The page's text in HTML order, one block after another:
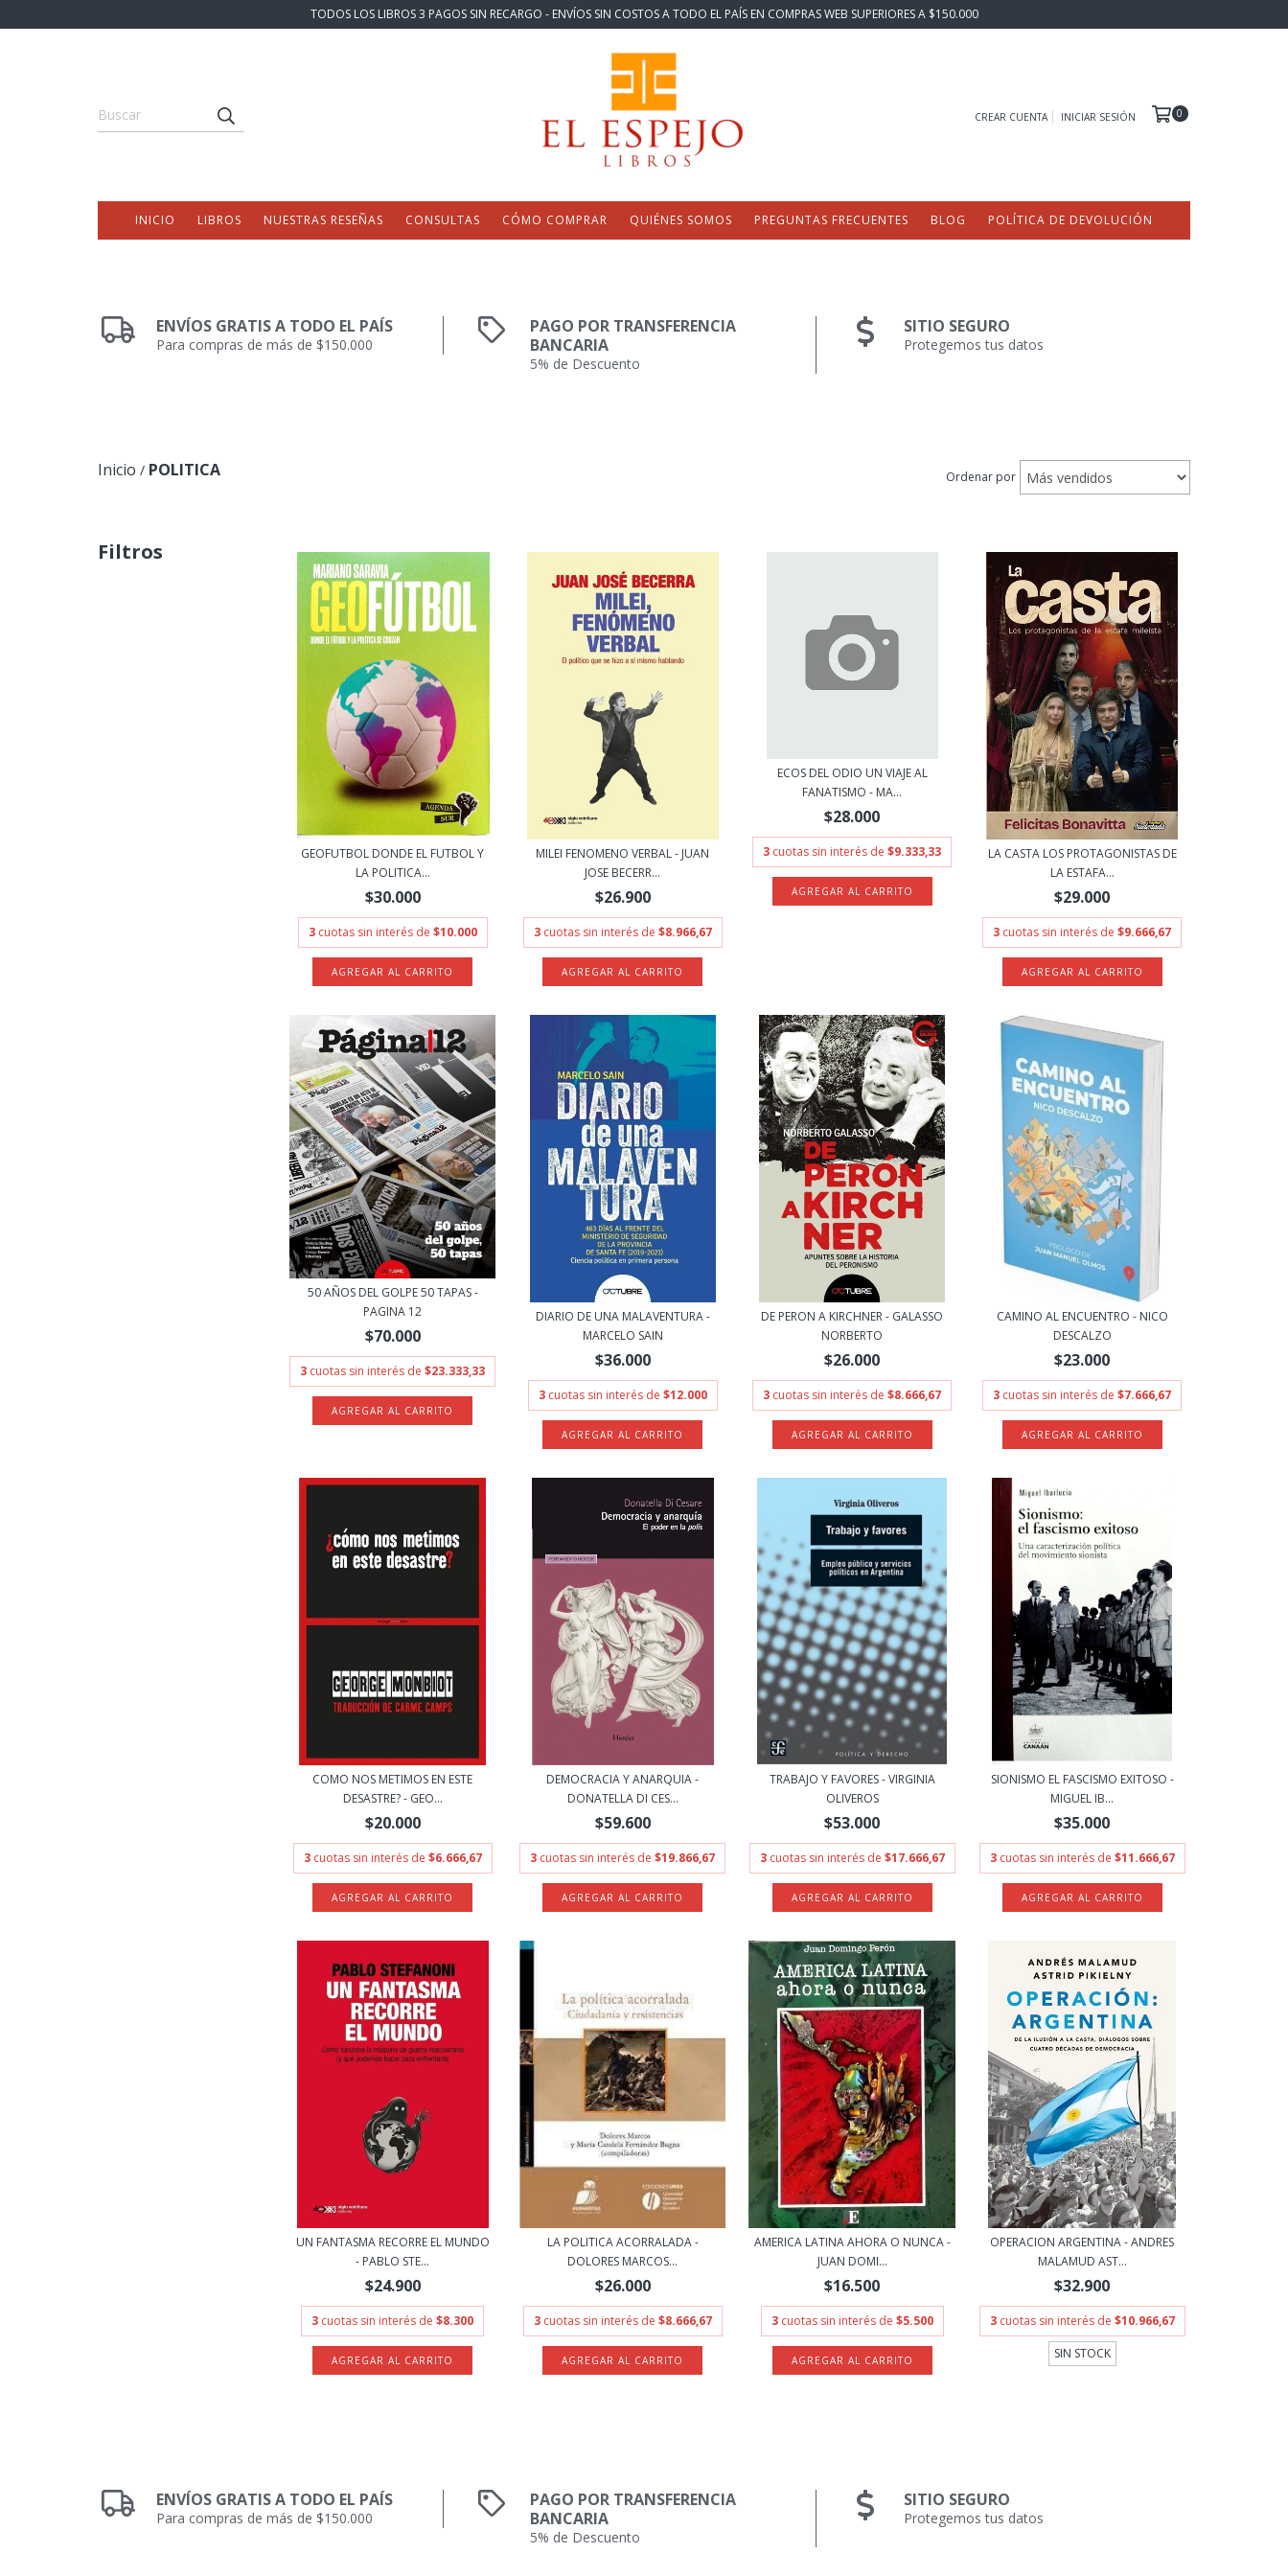
TODOS LOS LIBROS 3 PAGOS SIN RECARGO - ENVÍOS SIN COSTOS A TODO EL PAÍS EN COMPRAS WEB SUPERIORES A $150.000
CREAR CUENTA INICIAR SESIÓN 0
INICIO LIBROS NUESTRAS RESEÑAS CONSULTAS CÓMO COMPRAR QUIÉNES SOMOS PREGUNTAS FRECUENTES BLOG POLÍTICA DE DEVOLUCIÓN
ENVÍOS GRATIS A TODO EL PAÍS
Para compras de más de $150.000
PAGO POR TRANSFERENCIA
BANCARIA
5% de Descuento
SITIO SEGURO
Protegemos tus datos
Inicio / POLITICA Ordenar por
Filtros
GEOFUTBOL DONDE EL FUTBOL Y
LA POLITICA...
$30.000
3 cuotas sin interés de $10.000
MILEI FENOMENO VERBAL - JUAN
JOSE BECERR...
$26.900
3 cuotas sin interés de $8.966,67
ECOS DEL ODIO UN VIAJE AL
FANATISMO - MA...
$28.000
3 cuotas sin interés de$9.333,33
LA CASTA LOS PROTAGONISTAS DE
LA ESTAFA...
$29.000
3 cuotas sin interés de$9.666,67
50 AÑOS DEL GOLPE 50 TAPAS -
PAGINA 12
$70.000
3 cuotas sin interés de$23.333,33
DIARIO DE UNA MALAVENTURA -
MARCELO SAIN
$36.000
3 cuotas sin interés de $12.000
DE PERON A KIRCHNER - GALASSO
NORBERTO
$26.000
3 cuotas sin interés de$8.666,67
CAMINO AL ENCUENTRO - NICO
DESCALZO
$23.000
3 cuotas sin interés de$7.666,67
COMO NOS METIMOS EN ESTE
DESASTRE? - GEO...
$20.000
3 cuotas sin interés de $6.666,67
DEMOCRACIA Y ANARQUIA -
DONATELLA DI CES...
$59.600
3 cuotas sin interés de$19.866,67
TRABAJO Y FAVORES - VIRGINIA
OLIVEROS
$53.000
3 cuotas sin interés de $17.666,67
SIONISMO EL FASCISMO EXITOSO -
MIGUEL IB...
$35.000
3 cuotas sin interés de $11.666,67
UN FANTASMA RECORRE EL MUNDO
- PABLO STE...
$24.900
3 cuotas sin interés de$8.300
LA POLITICA ACORRALADA -
DOLORES MARCOS...
$26.000
3 cuotas sin interés de $8.666,67
AMERICA LATINA AHORA O NUNCA -
JUAN DOMI...
$16.500
3 cuotas sin interés de $5.500
OPERACION ARGENTINA - ANDRES
MALAMUD AST...
$32.900
3 cuotas sin interés de $10.966,67
SIN STOCK
ENVÍOS GRATIS A TODO EL PAÍS
Para compras de más de $150.000
PAGO POR TRANSFERENCIA
BANCARIA
5% de Descuento
SITIO SEGURO
Protegemos tus datos